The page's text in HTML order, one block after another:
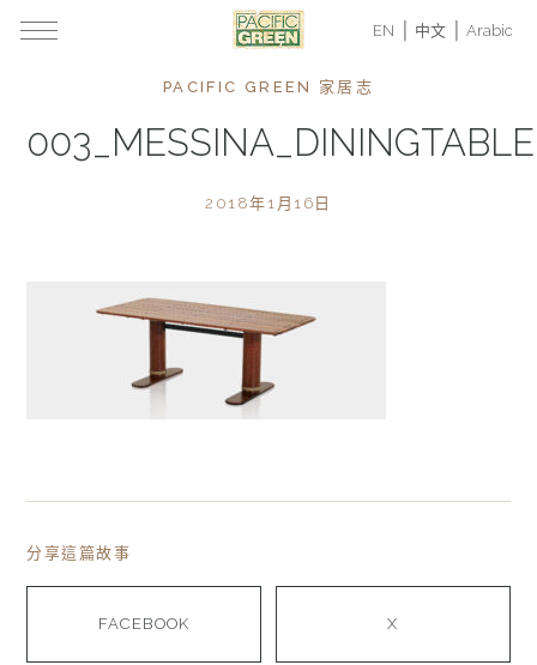
EN 中文 Arabic
PACIFIC GREEN 家居志
2018年1月16日
分享這篇故事
FACEBOOK X